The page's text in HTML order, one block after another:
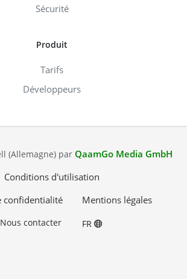
Sécurité
Produit
Tarifs
Développeurs
(Allemagne) par QaamGo Media GmbH
Conditions d'utilisation
confidentialité
Mentions légales
Nous contacter FR